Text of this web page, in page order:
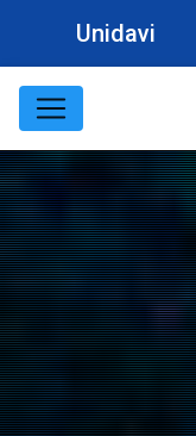
Unidavi